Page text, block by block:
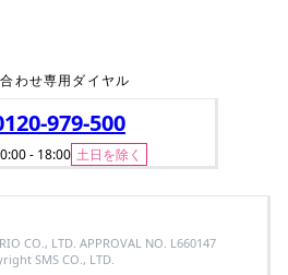
わせ専用ダイヤル
979-500
- 18:00 土日を除く
CO., LTD. APPROVAL NO. L660147
SMS CO., LTD.